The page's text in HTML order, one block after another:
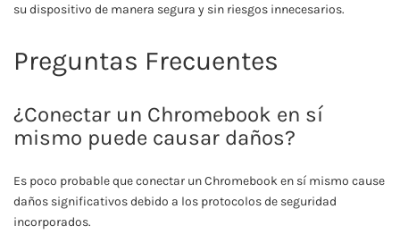
su dispositivo de manera segura y sin riesgos innecesarios.
Preguntas Frecuentes
¿Conectar un Chromebook en sí
mismo puede causar daños?
Es poco probable que conectar un Chromebook en sí mismo cause
daños significativos debido a los protocolos de seguridad
incorporados.